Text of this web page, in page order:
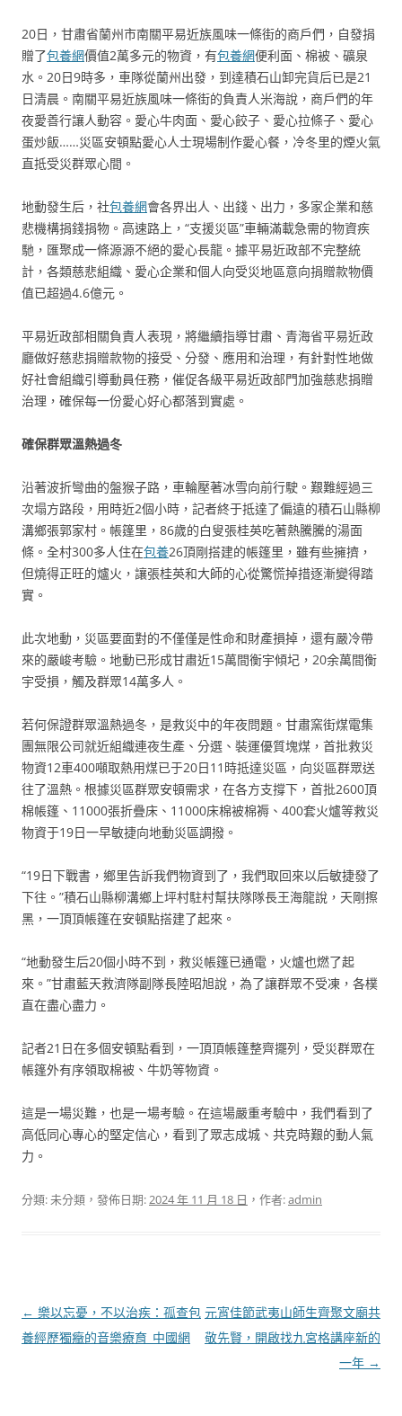
20日，甘肅省蘭州市南關平易近族風味一條街的商戶們，自發捐
贈了包養網價值2萬多元的物資，有包養網便利面、棉被、礦泉
水。20日9時多，車隊從蘭州出發，到達積石山卸完貨后已是21
日清晨。南關平易近族風味一條街的負責人米海說，商戶們的年
夜愛善行讓人動容。愛心牛肉面、愛心餃子、愛心拉條子、愛心
蛋炒飯……災區安頓點愛心人士現場制作愛心餐，冷冬里的煙火氣
直抵受災群眾心間。
地動發生后，社包養網會各界出人、出錢、出力，多家企業和慈
悲機構捐錢捐物。高速路上，“支援災區”車輛滿載急需的物資疾
馳，匯聚成一條源源不絕的愛心長龍。據平易近政部不完整統
計，各類慈悲組織、愛心企業和個人向受災地區意向捐贈款物價
值已超過4.6億元。
平易近政部相關負責人表現，將繼續指導甘肅、青海省平易近政
廳做好慈悲捐贈款物的接受、分發、應用和治理，有針對性地做
好社會組織引導動員任務，催促各級平易近政部門加強慈悲捐贈
治理，確保每一份愛心好心都落到實處。
確保群眾溫熱過冬
沿著波折彎曲的盤猴子路，車輪壓著冰雪向前行駛。艱難經過三
次塌方路段，用時近2個小時，記者終于抵達了偏遠的積石山縣柳
溝鄉張郭家村。帳篷里，86歲的白叟張桂英吃著熱騰騰的湯面
條。全村300多人住在包養26頂剛搭建的帳篷里，雖有些擁擠，
但燒得正旺的爐火，讓張桂英和大師的心從驚慌掉措逐漸變得踏
實。
此次地動，災區要面對的不僅僅是性命和財產損掉，還有嚴冷帶
來的嚴峻考驗。地動已形成甘肅近15萬間衡宇傾圮，20余萬間衡
宇受損，觸及群眾14萬多人。
若何保證群眾溫熱過冬，是救災中的年夜問題。甘肅窯街煤電集
團無限公司就近組織連夜生產、分選、裝運優質塊煤，首批救災
物資12車400噸取熱用煤已于20日11時抵達災區，向災區群眾送
往了溫熱。根據災區群眾安頓需求，在各方支撐下，首批2600頂
棉帳篷、11000張折疊床、11000床棉被棉褥、400套火爐等救災
物資于19日一早敏捷向地動災區調撥。
“19日下戰書，鄉里告訴我們物資到了，我們取回來以后敏捷發了
下往。”積石山縣柳溝鄉上坪村駐村幫扶隊隊長王海龍說，天剛擦
黑，一頂頂帳篷在安頓點搭建了起來。
“地動發生后20個小時不到，救災帳篷已通電，火爐也燃了起
來。”甘肅藍天救濟隊副隊長陸昭旭說，為了讓群眾不受凍，各樸
直在盡心盡力。
記者21日在多個安頓點看到，一頂頂帳篷整齊擺列，受災群眾在
帳篷外有序領取棉被、牛奶等物資。
這是一場災難，也是一場考驗。在這場嚴重考驗中，我們看到了
高低同心專心的堅定信心，看到了眾志成城、共克時艱的動人氣
力。
分類: 未分類，發佈日期:2024 年 11 月 18 日 ，作者:admin
文
章
← 樂以忘憂，不以治疾：孤查包
養經歷獨癥的音樂療育_中國網
元宵佳節武夷山師生齊聚文廟共
敬先賢，開啟找九宮格講座新的
一年 →